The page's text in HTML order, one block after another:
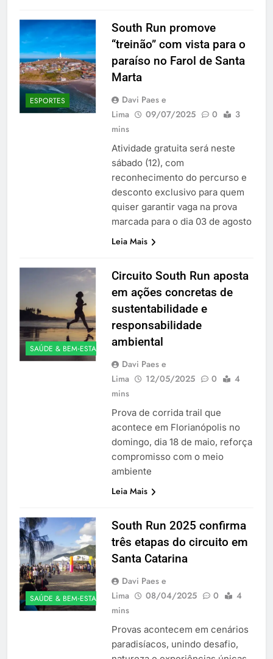
ESPORTES
South Run promove
“treinão” com vista para o
paraíso no Farol de Santa
Marta
Davi Paes e
Lima
09/07/2025 0
3
mins
Atividade gratuita será neste
sábado (12), com
reconhecimento do percurso e
desconto exclusivo para quem
quiser garantir vaga na prova
marcada para o dia 03 de agosto
Leia Mais
SAÚDE & BEM‑ESTAR
Circuito South Run aposta
em ações concretas de
sustentabilidade e
responsabilidade
ambiental
Davi Paes e
Lima
12/05/2025 0
4
mins
Prova de corrida trail que
acontece em Florianópolis no
domingo, dia 18 de maio, reforça
compromisso com o meio
ambiente
Leia Mais
SAÚDE & BEM‑ESTAR
South Run 2025 confirma
três etapas do circuito em
Santa Catarina
Davi Paes e
Lima
08/04/2025 0
4
mins
Provas acontecem em cenários
paradisíacos, unindo desafio,